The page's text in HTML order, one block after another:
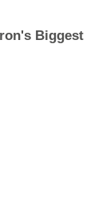
Biggest